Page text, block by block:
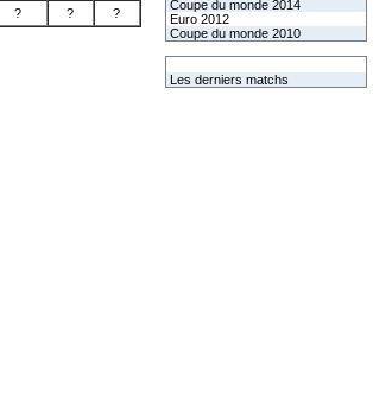
? ? ?
Coupe du monde 2014
Euro 2012
Coupe du monde 2010
Les derniers matchs